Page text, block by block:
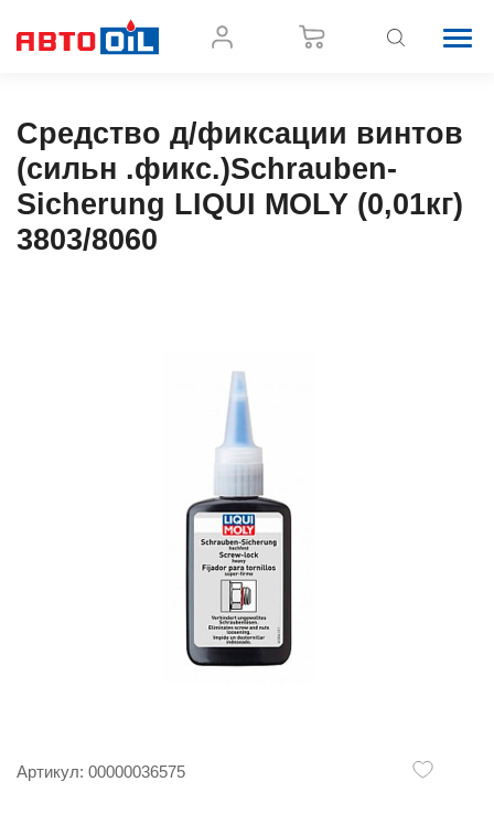
Средство д/фиксации винтов
(сильн .фикс.)Schrauben-
Sicherung LIQUI MOLY (0,01кг)
3803/8060
Артикул: 00000036575